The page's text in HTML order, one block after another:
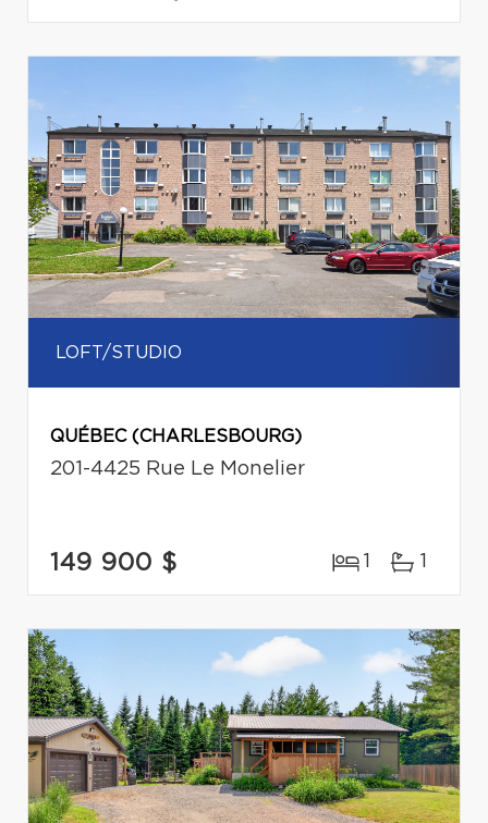
LOFT/STUDIO
QUÉBEC (CHARLESBOURG)
201-4425 Rue Le Monelier
149 900 $ 1 1